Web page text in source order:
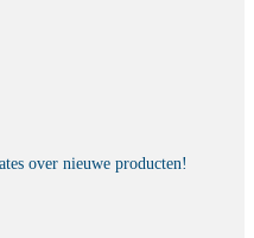
over nieuwe producten!